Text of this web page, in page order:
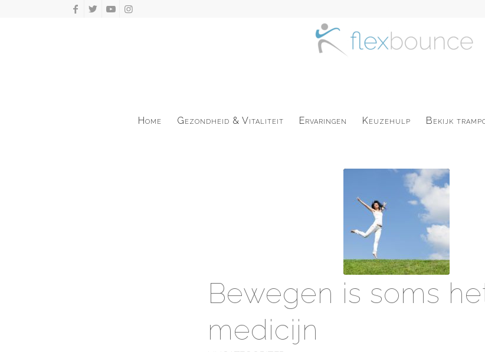
Home Gezondheid & Vitaliteit Ervaringen Keuzehulp Bekijk
Bewegen is soms
medicijn